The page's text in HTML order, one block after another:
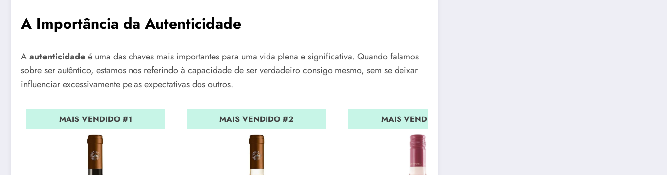
A Importância da Autenticidade
Aautenticidadeé uma das chaves mais importantes para uma vida plena e significativa. Quando falamos
sobre ser autêntico, estamos nos referindo à capacidade de ser verdadeiro consigo mesmo, sem se deixar
influenciar excessivamente pelas expectativas dos outros.
MAIS VENDIDO #1 MAIS VENDIDO #2 MAIS VENDIDO #3